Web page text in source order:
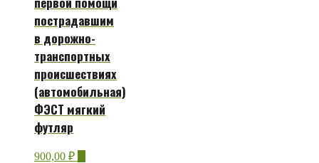
пострадавшим
в дорожно-
транспортных
происшествиях
(автомобильная)
ФЭСТ мягкий
футляр
900,00 ₽